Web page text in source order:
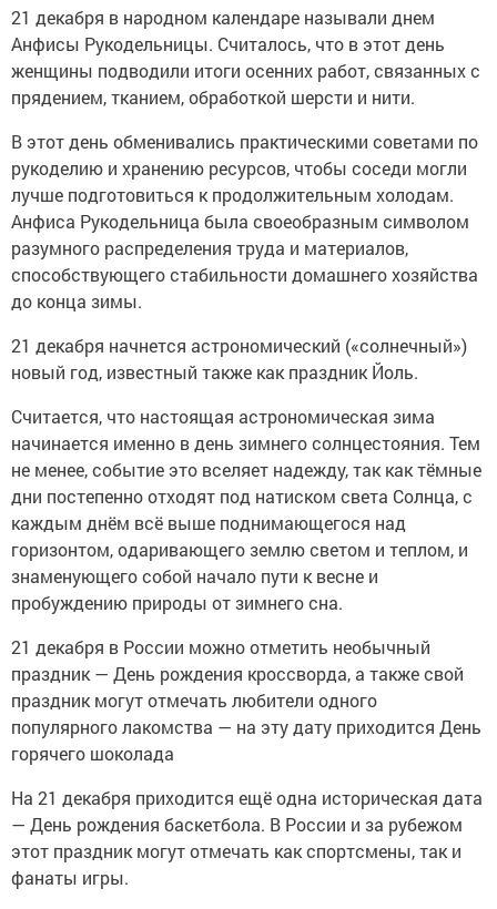
21 декабря в народном календаре называли днем
Анфисы Рукодельницы. Считалось, что в этот день
женщины подводили итоги осенних работ, связанных с
прядением, тканием, обработкой шерсти и нити.
В этот день обменивались практическими советами по
рукоделию и хранению ресурсов, чтобы соседи могли
лучше подготовиться к продолжительным холодам.
Анфиса Рукодельница была своеобразным символом
разумного распределения труда и материалов,
способствующего стабильности домашнего хозяйства
до конца зимы.
21 декабря начнется астрономический («солнечный»)
новый год, известный также как праздник Йоль.
Считается, что настоящая астрономическая зима
начинается именно в день зимнего солнцестояния. Тем
не менее, событие это вселяет надежду, так как тёмные
дни постепенно отходят под натиском света Солнца, с
каждым днём всё выше поднимающегося над
горизонтом, одаривающего землю светом и теплом, и
знаменующего собой начало пути к весне и
пробуждению природы от зимнего сна.
21 декабря в России можно отметить необычный
праздник — День рождения кроссворда, а также свой
праздник могут отмечать любители одного
популярного лакомства — на эту дату приходится День
горячего шоколада
На 21 декабря приходится ещё одна историческая дата
— День рождения баскетбола. В России и за рубежом
этот праздник могут отмечать как спортсмены, так и
фанаты игры.